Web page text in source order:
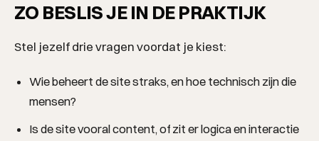
ZO BESLIS JE IN DE PRAKTIJK
Stel jezelf drie vragen voordat je kiest:
Wie beheert de site straks, en hoe technisch zijn die
mensen?
Is de site vooral content, of zit er logica en interactie